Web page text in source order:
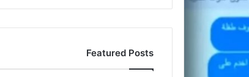
Featured Posts